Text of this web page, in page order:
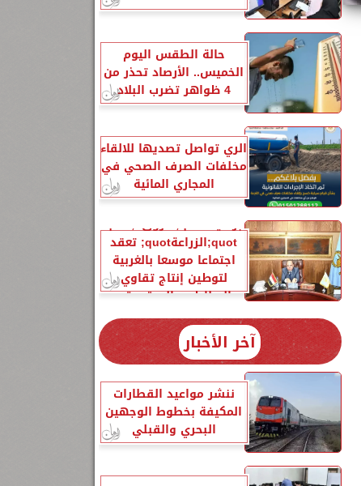
حالة الطقس اليوم
الخميس.. الأرصاد تحذر من
4 ظواهر تضرب البلاد
الري تواصل تصديها للالقاء
مخلفات الصرف الصحي في
المجاري المائية
برعاية quot;فاروقquot;..
quot;الزراعةquot; تعقد
اجتماعا موسعا بالغربية
لتوطين إنتاج تقاوي
البطاطس المعتمدة...
آخر الأخبار
ننشر مواعيد القطارات
المكيفة بخطوط الوجهين
البحري والقبلي